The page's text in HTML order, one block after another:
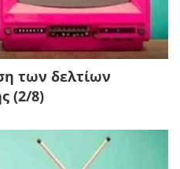
των δελτίων
(2/8)